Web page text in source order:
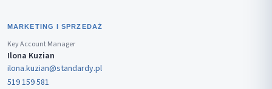
MARKETING I SPRZEDAŻ
Key Account Manager
Ilona Kuzian
ilona.kuzian@standardy.pl
519 159 581